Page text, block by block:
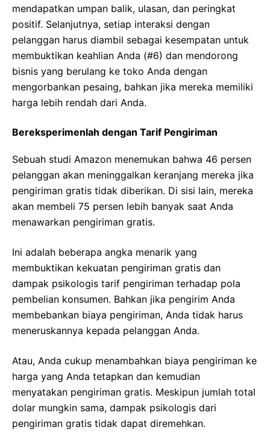
mendapatkan umpan balik, ulasan, dan peringkat
positif. Selanjutnya, setiap interaksi dengan
pelanggan harus diambil sebagai kesempatan untuk
membuktikan keahlian Anda (#6) dan mendorong
bisnis yang berulang ke toko Anda dengan
mengorbankan pesaing, bahkan jika mereka memiliki
harga lebih rendah dari Anda.
Bereksperimenlah dengan Tarif Pengiriman
Sebuah studi Amazon menemukan bahwa 46 persen
pelanggan akan meninggalkan keranjang mereka jika
pengiriman gratis tidak diberikan. Di sisi lain, mereka
akan membeli 75 persen lebih banyak saat Anda
menawarkan pengiriman gratis.
Ini adalah beberapa angka menarik yang
membuktikan kekuatan pengiriman gratis dan
dampak psikologis tarif pengiriman terhadap pola
pembelian konsumen. Bahkan jika pengirim Anda
membebankan biaya pengiriman, Anda tidak harus
meneruskannya kepada pelanggan Anda.
Atau, Anda cukup menambahkan biaya pengiriman ke
harga yang Anda tetapkan dan kemudian
menyatakan pengiriman gratis. Meskipun jumlah total
dolar mungkin sama, dampak psikologis dari
pengiriman gratis tidak dapat diremehkan.